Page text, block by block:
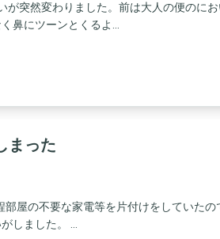
が突然変わりました。前は大人の便のに
鼻にツーンとくるよ...
まった
屋の不要な家電等を片付けをしていたの
しました。 ...